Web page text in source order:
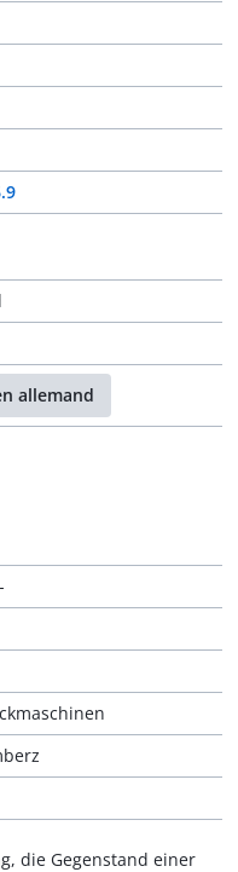
allemand
-
die Gegenstand einer